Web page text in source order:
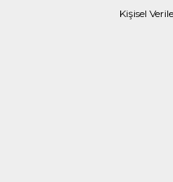
Kişisel